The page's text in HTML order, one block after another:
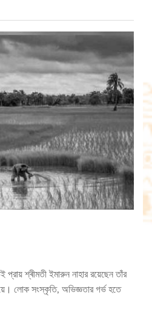
শ্ৰীমতী ইমারুন নাহার রয়েছেন তাঁর
লোক সংস্কৃতি, অভিজ্ঞতার গর্ভ হতে